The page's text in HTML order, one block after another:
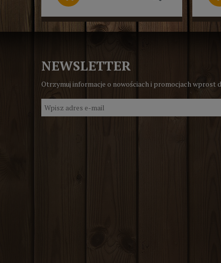
NEWSLETTER
Otrzymuj informacje o nowościach i promocjach wprost